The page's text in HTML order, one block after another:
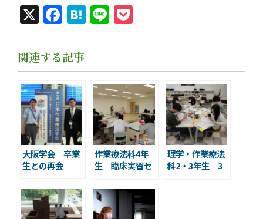
X Facebook
Hatena
Line
関連する記事
大阪学会 卒業
生との再会
作業療法科4年
生 臨床実習セ
理学・作業療法
科2・3年生 3